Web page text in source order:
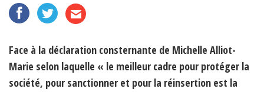
Face à la déclaration consternante de Michelle Alliot-
Marie selon laquelle « le meilleur cadre pour protéger la
société, pour sanctionner et pour la réinsertion est la